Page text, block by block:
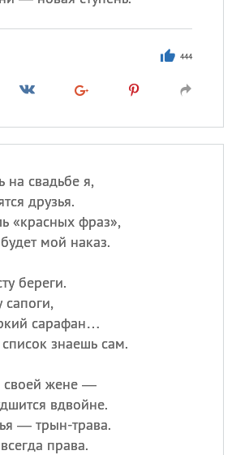
444
на свадьбе я,
друзья.
«красных фраз»,
мой наказ.
береги.
сарафан…
знаешь сам.
своей жене —
вдвойне.
— трын-трава.
права.